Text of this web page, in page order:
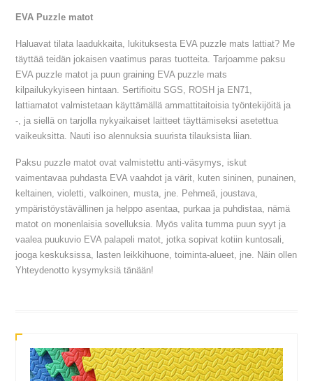
EVA Puzzle matot
Haluavat tilata laadukkaita, lukituksesta EVA puzzle mats lattiat? Me
täyttää teidän jokaisen vaatimus paras tuotteita. Tarjoamme paksu
EVA puzzle matot ja puun graining EVA puzzle mats
kilpailukykyiseen hintaan. Sertifioitu SGS, ROSH ja EN71,
lattiamatot valmistetaan käyttämällä ammattitaitoisia työntekijöitä ja
-, ja siellä on tarjolla nykyaikaiset laitteet täyttämiseksi asetettua
vaikeuksitta. Nauti iso alennuksia suurista tilauksista liian.
Paksu puzzle matot ovat valmistettu anti-väsymys, iskut
vaimentavaa puhdasta EVA vaahdot ja värit, kuten sininen, punainen,
keltainen, violetti, valkoinen, musta, jne. Pehmeä, joustava,
ympäristöystävällinen ja helppo asentaa, purkaa ja puhdistaa, nämä
matot on monenlaisia sovelluksia. Myös valita tumma puun syyt ja
vaalea puukuvio EVA palapeli matot, jotka sopivat kotiin kuntosali,
jooga keskuksissa, lasten leikkihuone, toiminta-alueet, jne. Näin ollen
Yhteydenotto kysymyksiä tänään!